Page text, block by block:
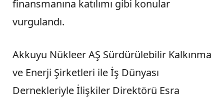
finansmanına katılımı gibi konular
vurgulandı.
Akkuyu Nükleer AŞ Sürdürülebilir Kalkınma
ve Enerji Şirketleri ile İş Dünyası
Dernekleriyle İlişkiler Direktörü Esra